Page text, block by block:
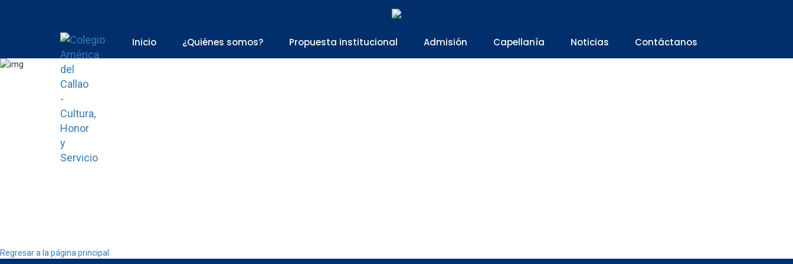
Inicio ¿Quiénes somos? Propuesta institucional Admisión Capellanía Noticias Contáctanos
Regresar a la página principal